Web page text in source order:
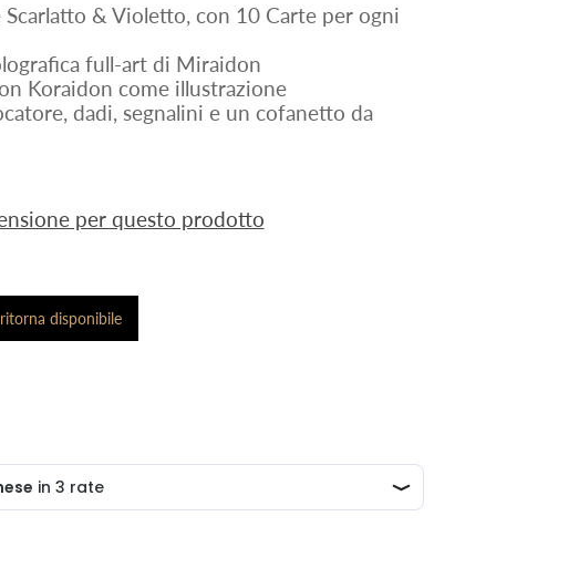
Scarlatto & Violetto, con 10 Carte per ogni
full-art di Miraidon
Koraidon come illustrazione
dadi, segnalini e un cofanetto da
per questo prodotto